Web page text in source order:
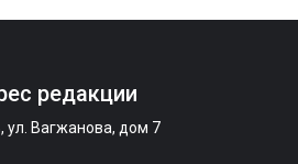
редакции
ул. Вагжанова, дом 7